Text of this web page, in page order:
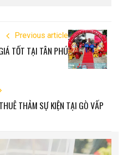
Previous article
TỐT TẠI TÂN PHÚ
THẢM SỰ KIỆN TẠI GÒ VẤP